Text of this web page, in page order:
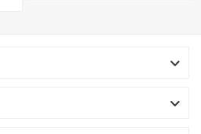

